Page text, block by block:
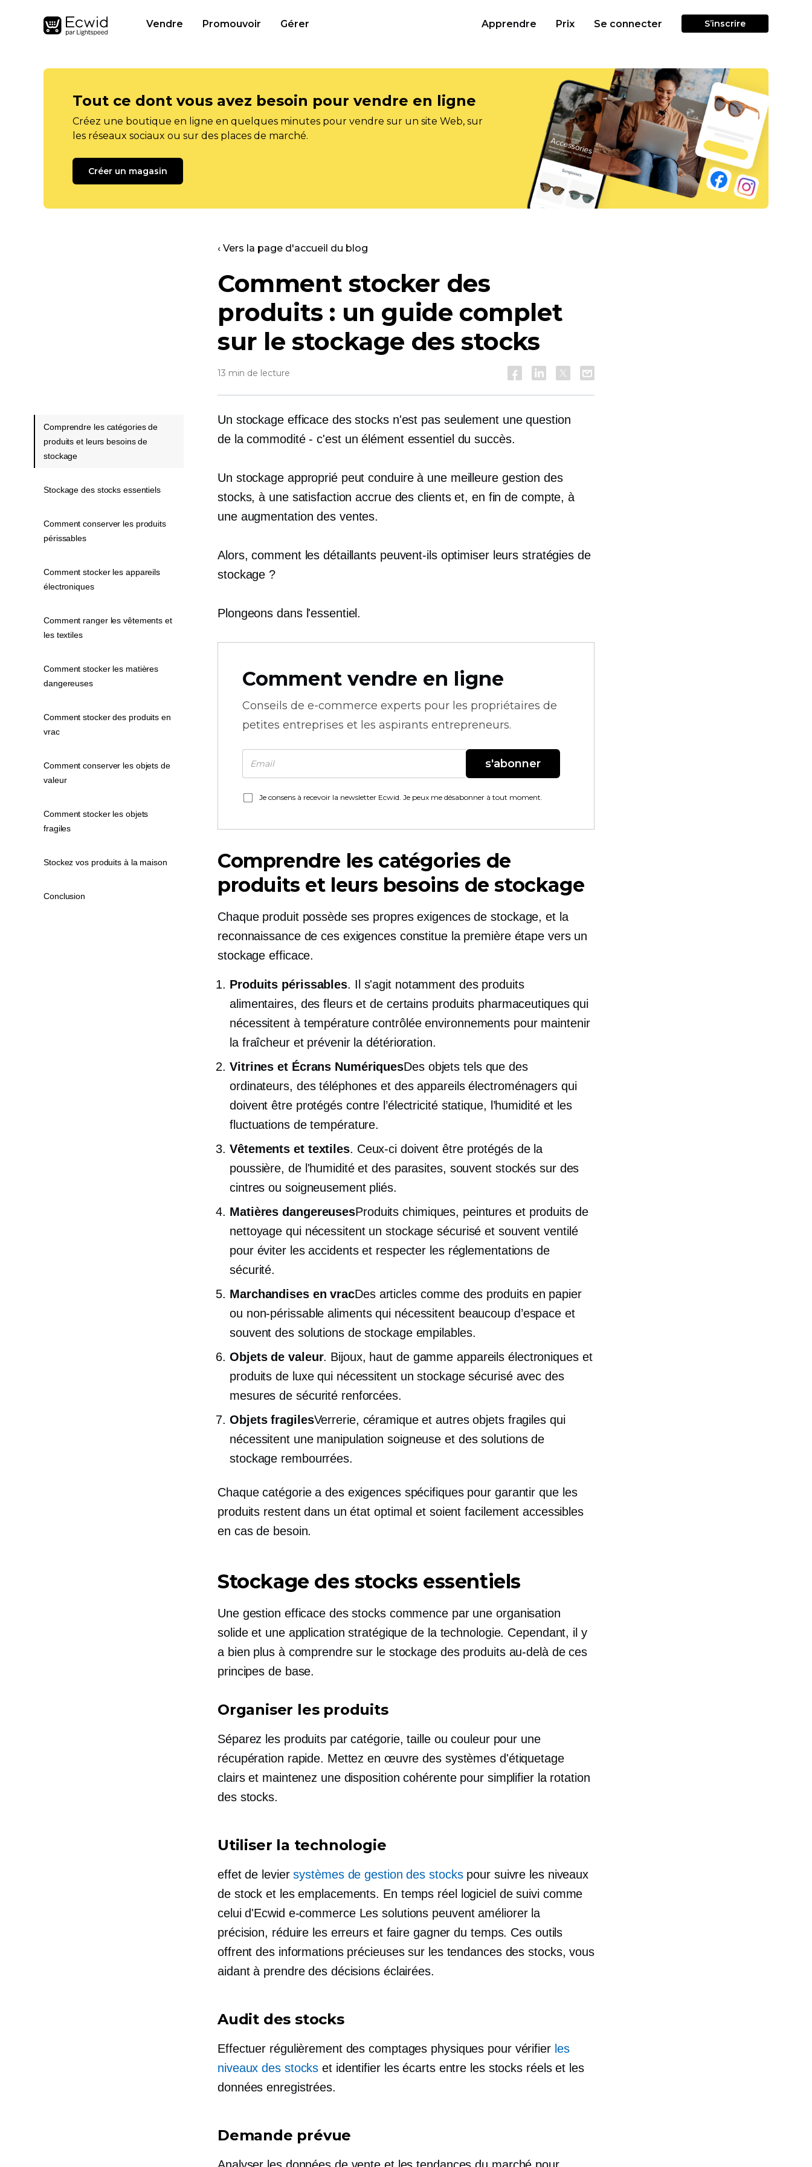
Vendre Promouvoir Gérer Apprendre Prix Se connecter S’inscrire
Tout ce dont vous avez besoin pour vendre en ligne
Créez une boutique en ligne en quelques minutes pour vendre sur un site Web, sur
les réseaux sociaux ou sur des places de marché.
Créer un magasin
‹ Vers la page d'accueil du blog
Comment stocker des
produits : un guide complet
sur le stockage des stocks
13 min de lecture
Un stockage efficace des stocks n'est pas seulement une question
de la commodité - c'estun élément essentiel du succès.
Un stockage approprié peut conduire à une meilleure gestion des
stocks, à une satisfaction accrue des clients et, en fin de compte, à
une augmentation des ventes.
Alors, comment les détaillants peuvent-ils optimiser leurs stratégies de
stockage ?
Plongeons dans l'essentiel.
Comment vendre en ligne
Conseils de e-commerce experts pour les propriétaires de
petites entreprises et les aspirants entrepreneurs.
s'abonner
Je consens à recevoir la newsletter Ecwid. Je peux me désabonner à tout moment.
Comprendre les catégories de
produits et leurs besoins de stockage
Chaque produit possède ses propres exigences de stockage, et la
reconnaissance de ces exigences constitue la première étape vers un
stockage efficace.
Produits périssables. Il s'agit notamment des produits
alimentaires, des fleurs et de certains produits pharmaceutiques qui
nécessitent à température contrôléeenvironnements pour maintenir
la fraîcheur et prévenir la détérioration.
Vitrines et Écrans NumériquesDes objets tels que des
ordinateurs, des téléphones et des appareils électroménagers qui
doivent être protégés contre l’électricité statique, l’humidité et les
fluctuations de température.
Vêtements et textiles. Ceux-ci doivent être protégés de la
poussière, de l'humidité et des parasites, souvent stockés sur des
cintres ou soigneusement pliés.
Matières dangereusesProduits chimiques, peintures et produits de
nettoyage qui nécessitent un stockage sécurisé et souvent ventilé
pour éviter les accidents et respecter les réglementations de
sécurité.
Marchandises en vracDes articles comme des produits en papier
ou non-périssable aliments qui nécessitent beaucoup d’espace et
souvent des solutions de stockage empilables.
Objets de valeur. Bijoux, haut de gamme appareils électroniques et
produits de luxe qui nécessitent un stockage sécurisé avec des
mesures de sécurité renforcées.
Objets fragilesVerrerie, céramique et autres objets fragiles qui
nécessitent une manipulation soigneuse et des solutions de
stockage rembourrées.
Chaque catégorie a des exigences spécifiques pour garantir que les
produits restent dans un état optimal et soient facilement accessibles
en cas de besoin.
Stockage des stocks essentiels
Une gestion efficace des stocks commence par une organisation
solide et une application stratégique de la technologie. Cependant, il y
a bien plus à comprendre sur le stockage des produits au-delà de ces
principes de base.
Organiser les produits
Séparez les produits par catégorie, taille ou couleur pour une
récupération rapide. Mettez en œuvre des systèmes d'étiquetage
clairs et maintenez une disposition cohérente pour simplifier la rotation
des stocks.
Utiliser la technologie
effet de leviersystèmes de gestion des stockspour suivre les niveaux
de stock et les emplacements. En temps réel
logiciel de suivi comme
celui d'Ecwid e-commerceLes solutions peuvent améliorer la
précision, réduire les erreurs et faire gagner du temps. Ces outils
offrent des informations précieuses sur les tendances des stocks, vous
aidant à prendre des décisions éclairées.
Audit des stocks
Effectuer régulièrement des comptages physiques pour vérifier les
niveaux des stocks et identifier les écarts entre les stocks réels et les
données enregistrées.
Demande prévue
Comprendre les catégories de
produits et leurs besoins de
stockage
Stockage des stocks essentiels
Comment conserver les produits
périssables
Comment stocker les appareils
électroniques
Comment ranger les vêtements et
les textiles
Comment stocker les matières
dangereuses
Comment stocker des produits en
vrac
Comment conserver les objets de
valeur
Comment stocker les objets
fragiles
Stockez vos produits à la maison
Conclusion